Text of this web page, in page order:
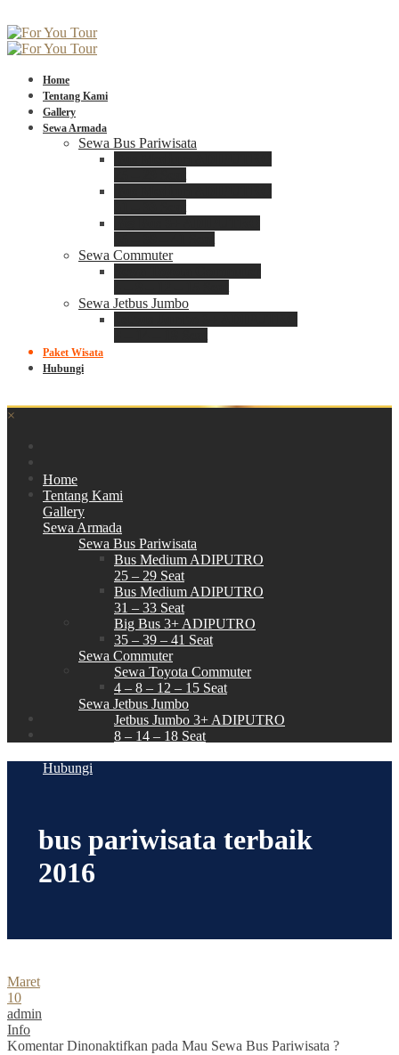
Home
Tentang Kami
Gallery
Sewa Armada
Sewa Bus Pariwisata
Sewa Commuter
Sewa Jetbus Jumbo
Paket Wisata
Hubungi
×
Home
Tentang Kami
Gallery
Sewa Armada
Sewa Bus Pariwisata
Bus Medium ADIPUTRO
25 – 29 Seat
Bus Medium ADIPUTRO
31 – 33 Seat
Big Bus 3+ ADIPUTRO
35 – 39 – 41 Seat
Sewa Commuter
Sewa Toyota Commuter
4 – 8 – 12 – 15 Seat
Sewa Jetbus Jumbo
Jetbus Jumbo 3+ ADIPUTRO
8 – 14 – 18 Seat
Hubungi
bus pariwisata terbaik
2016
Maret
10
admin
Info
Komentar Dinonaktifkan pada Mau Sewa Bus Pariwisata ?